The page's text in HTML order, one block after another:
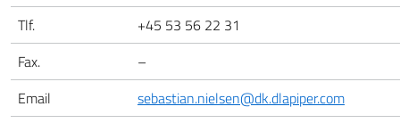
Tlf.
+45 53 56 22 31
Fax.
–
Email
sebastian.nielsen@dk.dlapiper.com